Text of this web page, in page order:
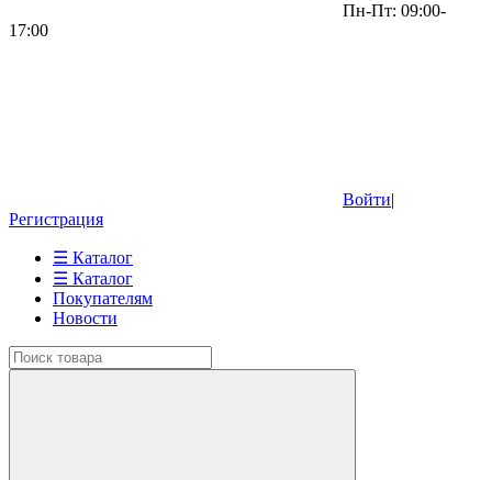
Пн-Пт: 09:00-
17:00
Войти|
Регистрация
☰ Каталог
☰ Каталог
Покупателям
Новости